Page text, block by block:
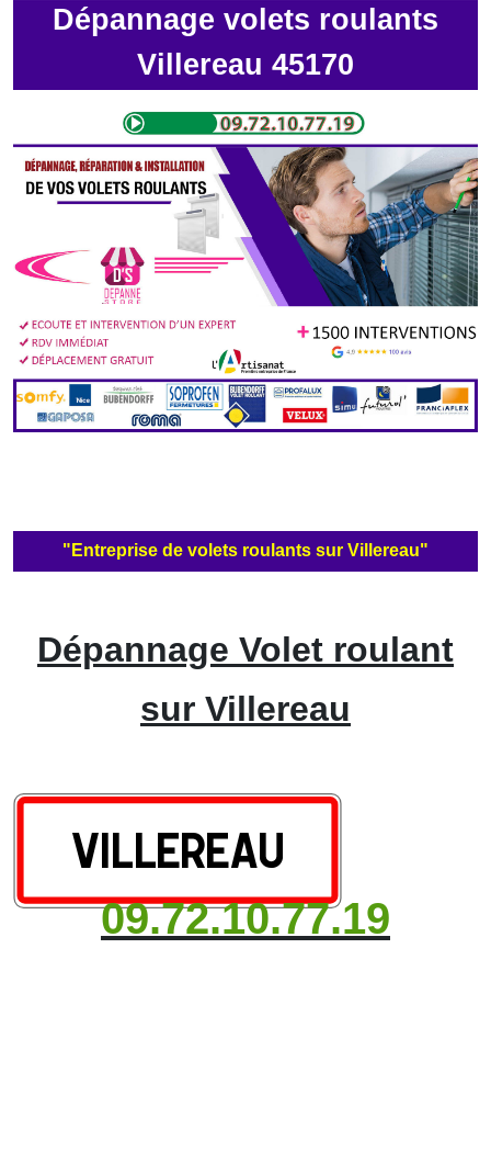
Dépannage volets roulants
Villereau 45170
"Entreprise de volets roulants sur Villereau"
Dépannage Volet roulant
sur Villereau
09.72.10.77.19